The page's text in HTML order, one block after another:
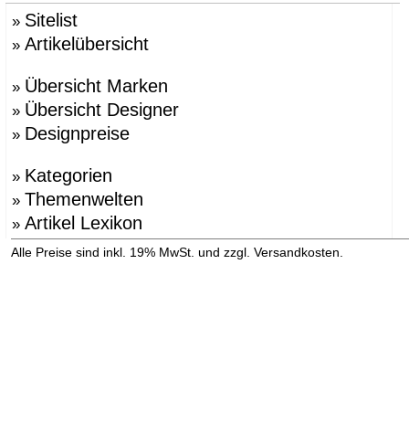
» Sitelist
» Artikelübersicht
» Übersicht Marken
» Übersicht Designer
» Designpreise
» Kategorien
» Themenwelten
» Artikel Lexikon
Alle Preise sind inkl. 19% MwSt. und zzgl. Versandkosten.